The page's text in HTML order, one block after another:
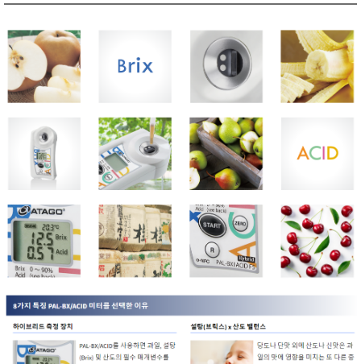
SONIC CORPORATION
T&D
TAKEMURA
TENMARS
Termoprodukt
TFA Dostmann
THERMO LAB
TOA-DKK
TSI
UNITTA
UPRTEK
WATER-I.D
WTW